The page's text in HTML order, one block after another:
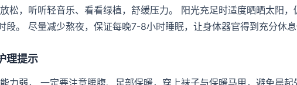
松，听听轻音乐、看看绿植，舒缓压力。 阳光充足时适度晒晒太阳
段。 尽量减少熬夜，保证每晚7-8小时睡眠，让身体器官得到充分休息
理提示
力弱， 一定要注意腰腹、足部保暖，穿上袜子与保暖马甲，避免晨起